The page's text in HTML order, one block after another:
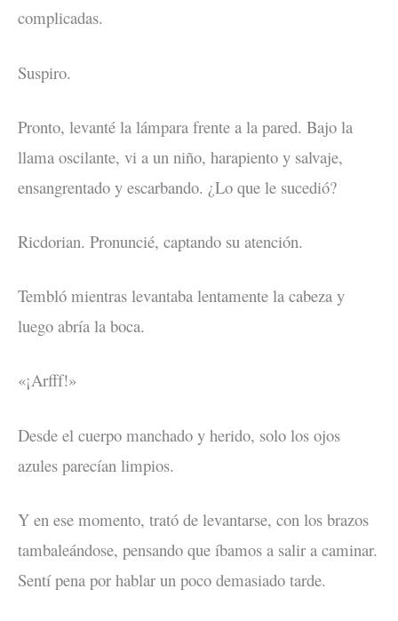
complicadas.
Suspiro.
Pronto, levanté la lámpara frente a la pared. Bajo la
llama oscilante, vi a un niño, harapiento y salvaje,
ensangrentado y escarbando. ¿Lo que le sucedió?
Ricdorian. Pronuncié, captando su atención.
Tembló mientras levantaba lentamente la cabeza y
luego abría la boca.
«¡Arfff!»
Desde el cuerpo manchado y herido, solo los ojos
azules parecían limpios.
Y en ese momento, trató de levantarse, con los brazos
tambaleándose, pensando que íbamos a salir a caminar.
Sentí pena por hablar un poco demasiado tarde.